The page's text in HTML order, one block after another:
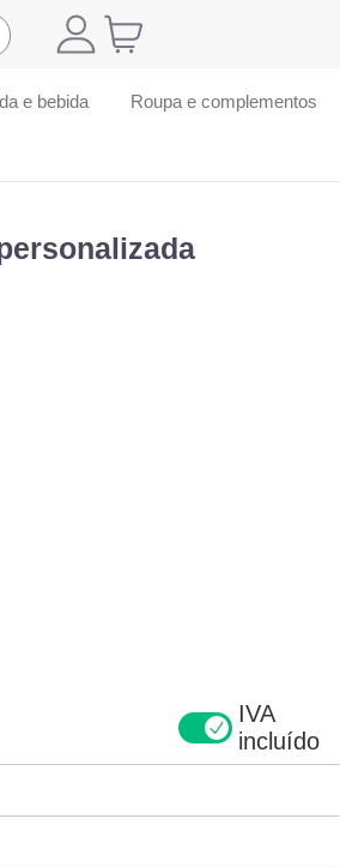
e bebida Roupa e complementos
IVA
incluído